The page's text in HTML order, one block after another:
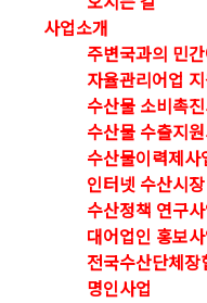
사업소개
주변국과의 민
자율관리어업
수산물 소비촉
수산물 수출지
수산물이력제사
인터넷 수산시
수산정책 연구
대어업인 홍보
전국수산단체장
명인사업